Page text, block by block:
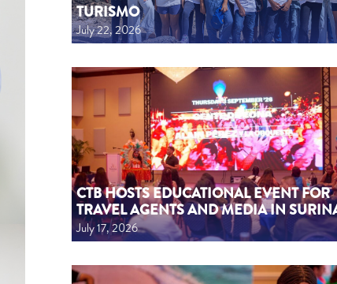
TURISMO
July 22, 2026
CTB HOSTS EDUCATIONAL EVENT FOR
TRAVEL AGENTS AND MEDIA IN
July 17, 2026